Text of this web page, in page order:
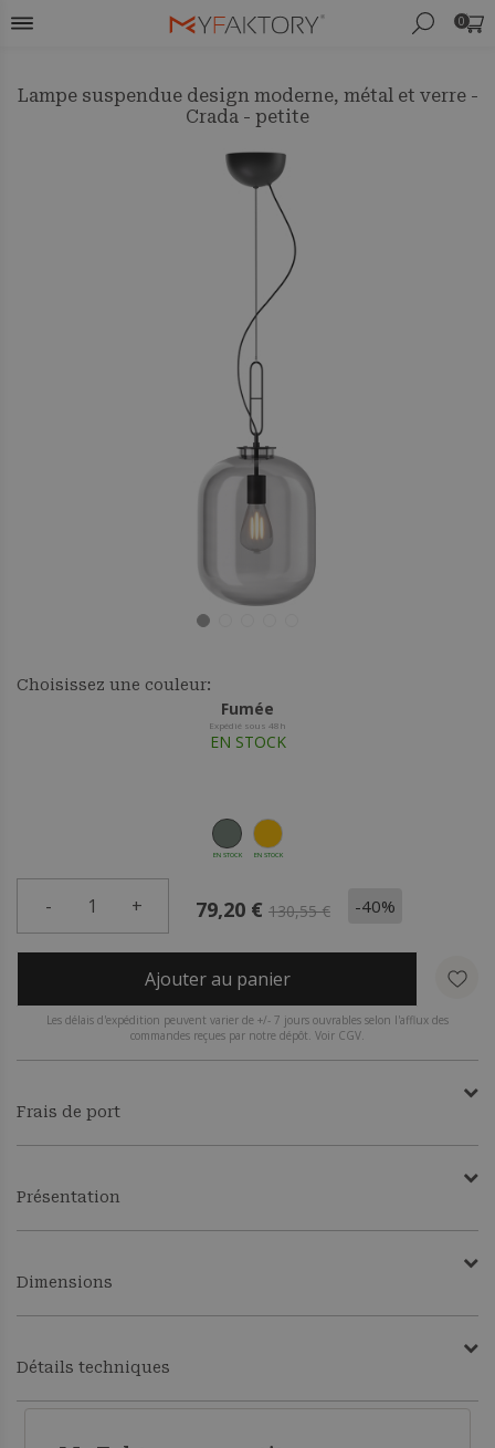
0
Lampe suspendue design moderne, métal et verre -
Crada - petite
Choisissez une couleur:
Fumée
Expédié sous 48h
EN STOCK
EN STOCK EN STOCK
- 1 + 79,20 € 130,55 € -40%
Ajouter au panier
Les délais d'expédition peuvent varier de +/- 7 jours ouvrables selon l'afflux des
commandes reçues par notre dépôt. Voir CGV.
Frais de port
Présentation
Dimensions
Détails techniques